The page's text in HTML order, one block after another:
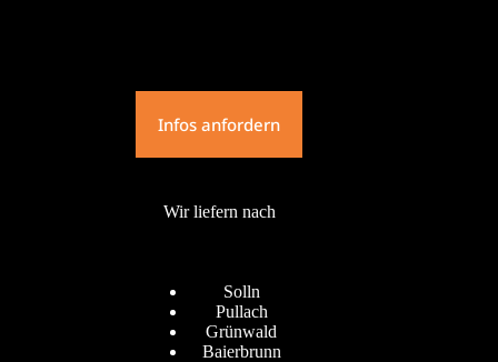
Infos anfordern
Wir liefern nach
Solln
Pullach
Grünwald
Baierbrunn